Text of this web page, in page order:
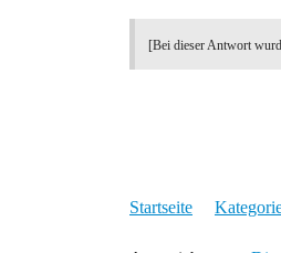
[Bei dieser Antwort
Startseite